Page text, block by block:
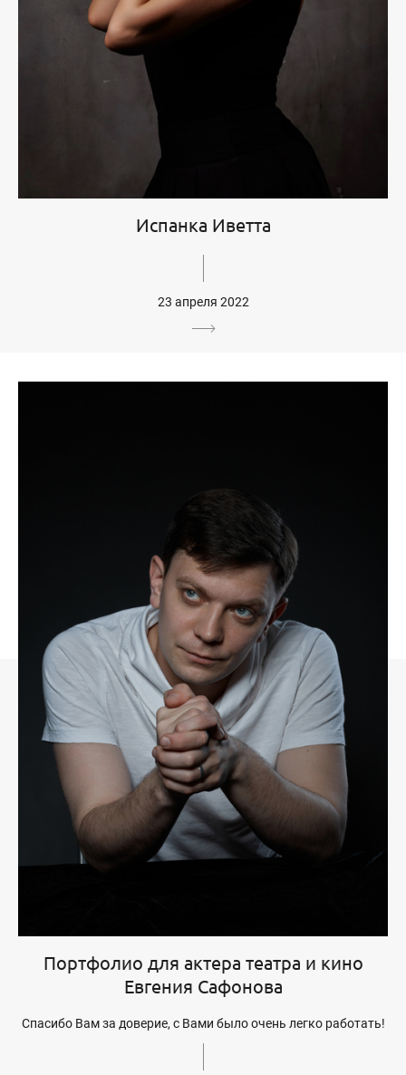
Испанка Иветта
23 апреля 2022
Портфолио для актера театра и кино
Евгения Сафонова
Спасибо Вам за доверие, с Вами было очень легко работать!